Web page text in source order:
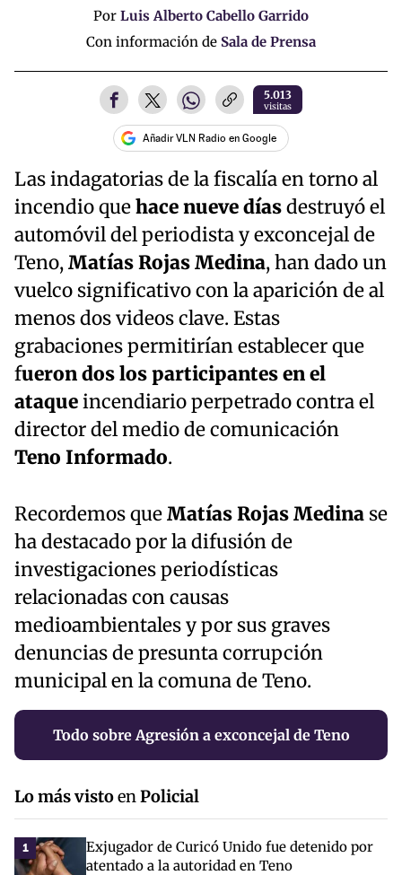
Por Luis Alberto Cabello Garrido
Con información de Sala de Prensa
5.013
visitas
Añadir VLN Radio en Google
Las indagatorias de la fiscalía en torno al
incendio quehace nueve díasdestruyó el
automóvil del periodista y exconcejal de
Teno,Matías Rojas Medina, han dado un
vuelco significativo con la aparición de al
menos dos videos clave. Estas
grabaciones permitirían establecer que
fueron dos los participantes en el
ataqueincendiario perpetrado contra el
director del medio de comunicación
Teno Informado.
Recordemos queMatías Rojas Medina se
ha destacado por la difusión de
investigaciones periodísticas
relacionadas con causas
medioambientales y por sus graves
denuncias de presunta corrupción
municipal en la comuna de Teno.
Todo sobre Agresión a exconcejal de Teno
Lo más vistoenPolicial
1
Exjugador de Curicó Unido fue detenido por
atentado a la autoridad en Teno